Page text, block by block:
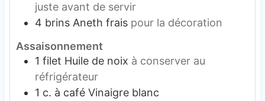
juste avant de servir
4 brins Aneth frais pour la décoration
Assaisonnement
1 filet Huile de noix à conserver au
réfrigérateur
1 c. à café Vinaigre blanc